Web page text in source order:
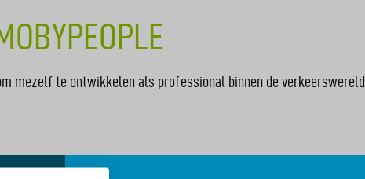
mezelf te ontwikkelen als professional binnen de verkeerswereld.